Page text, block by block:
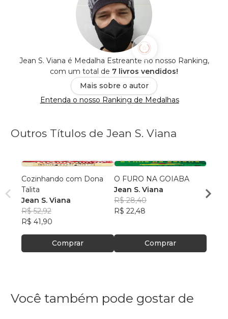
Jean S. Viana é Medalha Estreante no nosso Ranking,
com um total de 7 livros vendidos!
Mais sobre o autor
Entenda o nosso Ranking de Medalhas
Outros Títulos de Jean S. Viana
Cozinhando com Dona
Talita
Jean S. Viana
R$ 52,92
R$ 41,90
Comprar
O FURO NA GOIABA
Jean S. Viana
R$ 28,40
R$ 22,48
Comprar
Jean
R$
Você também pode gostar de